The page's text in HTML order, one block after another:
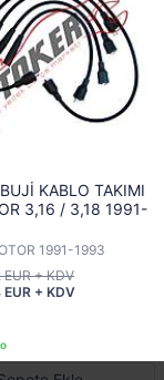
KABLO TAKIMI
3,16 / 3,18 1991-
1991-1993
+ KDV
+ KDV